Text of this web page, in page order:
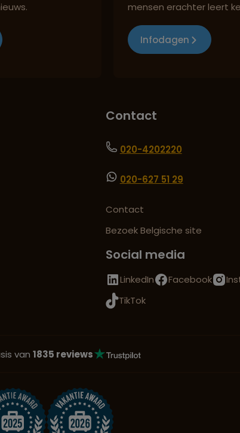
mensen erachter leert
Infodagen
Contact
020-4202220
020-627 51 29
Contact
Bezoek Belgische site
Social media
LinkedIn Facebook
TikTok
van 1835 reviews